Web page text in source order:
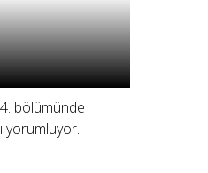
bölümünde
yorumluyor.